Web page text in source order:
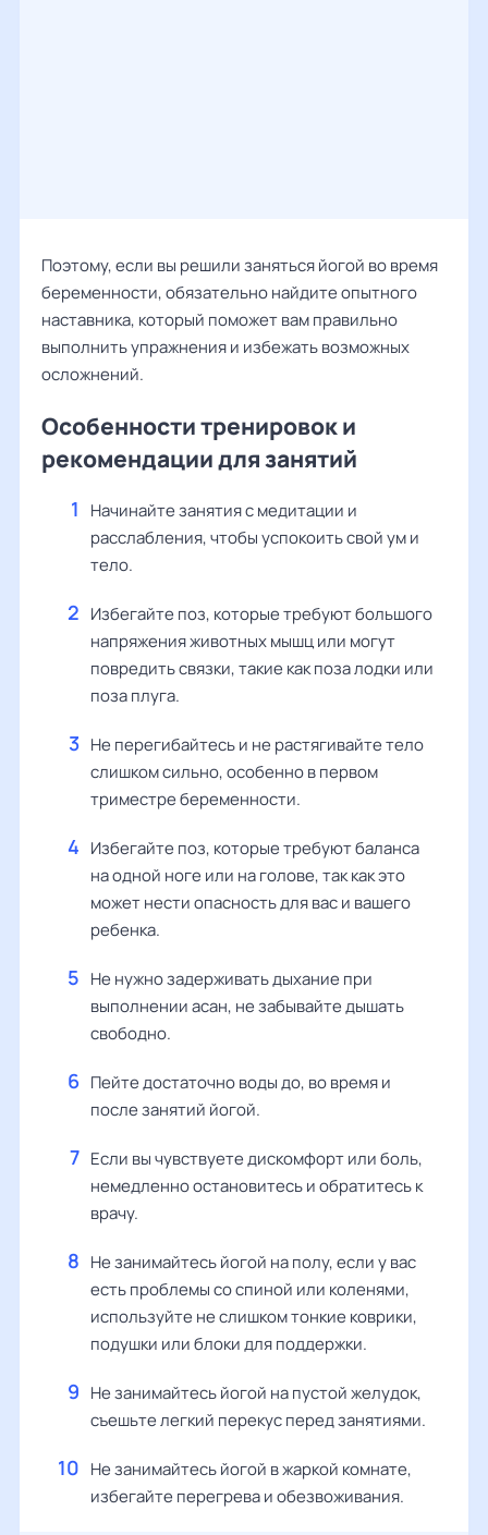
Поэтому, если вы решили заняться йогой во время
беременности, обязательно найдите опытного
наставника, который поможет вам правильно
выполнить упражнения и избежать возможных
осложнений.
Особенности тренировок и
рекомендации для занятий
Начинайте занятия с медитации и
расслабления, чтобы успокоить свой ум и
тело.
Избегайте поз, которые требуют большого
напряжения животных мышц или могут
повредить связки, такие как поза лодки или
поза плуга.
Не перегибайтесь и не растягивайте тело
слишком сильно, особенно в первом
триместре беременности.
Избегайте поз, которые требуют баланса
на одной ноге или на голове, так как это
может нести опасность для вас и вашего
ребенка.
Не нужно задерживать дыхание при
выполнении асан, не забывайте дышать
свободно.
Пейте достаточно воды до, во время и
после занятий йогой.
Если вы чувствуете дискомфорт или боль,
немедленно остановитесь и обратитесь к
врачу.
Не занимайтесь йогой на полу, если у вас
есть проблемы со спиной или коленями,
используйте не слишком тонкие коврики,
подушки или блоки для поддержки.
Не занимайтесь йогой на пустой желудок,
съешьте легкий перекус перед занятиями.
Не занимайтесь йогой в жаркой комнате,
избегайте перегрева и обезвоживания.